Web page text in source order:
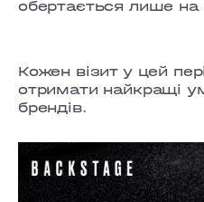
обертається лише
Кожен візит у цей
отримати найкращі
брендів.